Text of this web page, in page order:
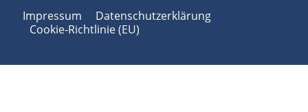
Impressum
Datenschutzerklärung
Cookie-Richtlinie (EU)